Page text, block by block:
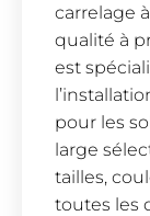
carrelage
qualité à
est
pour les
large
tailles,
toutes les